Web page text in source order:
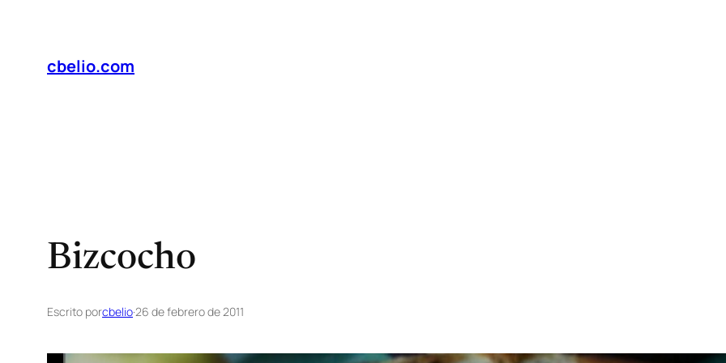
contenidocbelio.com
Bizcocho
Escrito porcbelio·26 de febrero de 2011